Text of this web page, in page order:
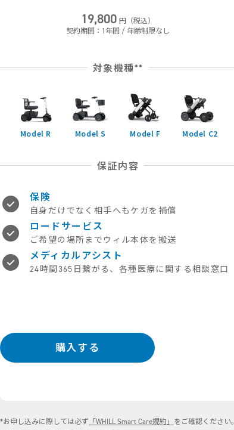
19,800 円（税込）
契約期間：1年間 / 年齢制限なし
対象機種**
Model R Model S Model F Model C2
保証内容
保険
自身だけでなく相手へもケガを補償
ロードサービス
ご希望の場所までウィル本体を搬送
メディカルアシスト
24時間365日繋がる、 各種医療に関する相談窓口
購入する
*お申し込みに際しては必ず 「WHILL Smart Care規約」 をご確認ください。